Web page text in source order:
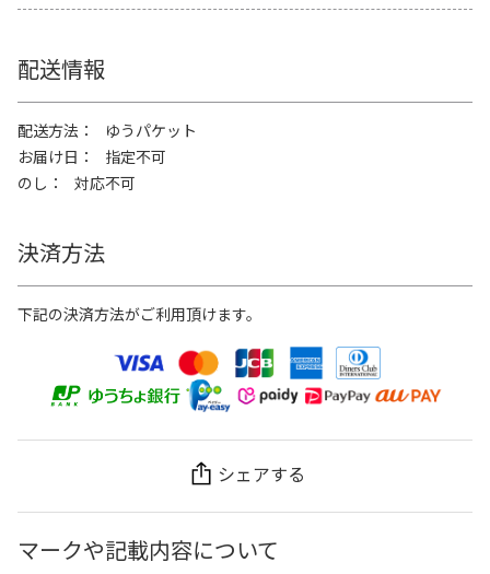
配送情報
配送方法
ゆうパケット
お届け日
指定不可
のし
対応不可
決済方法
下記の決済方法がご利用頂けます。
シェアする
マークや記載内容について